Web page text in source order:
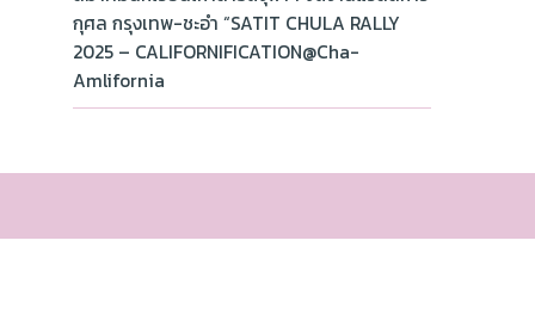
กุศล กรุงเทพ-ชะอำ “SATIT CHULA RALLY
2025 – CALIFORNIFICATION@Cha-
Amlifornia